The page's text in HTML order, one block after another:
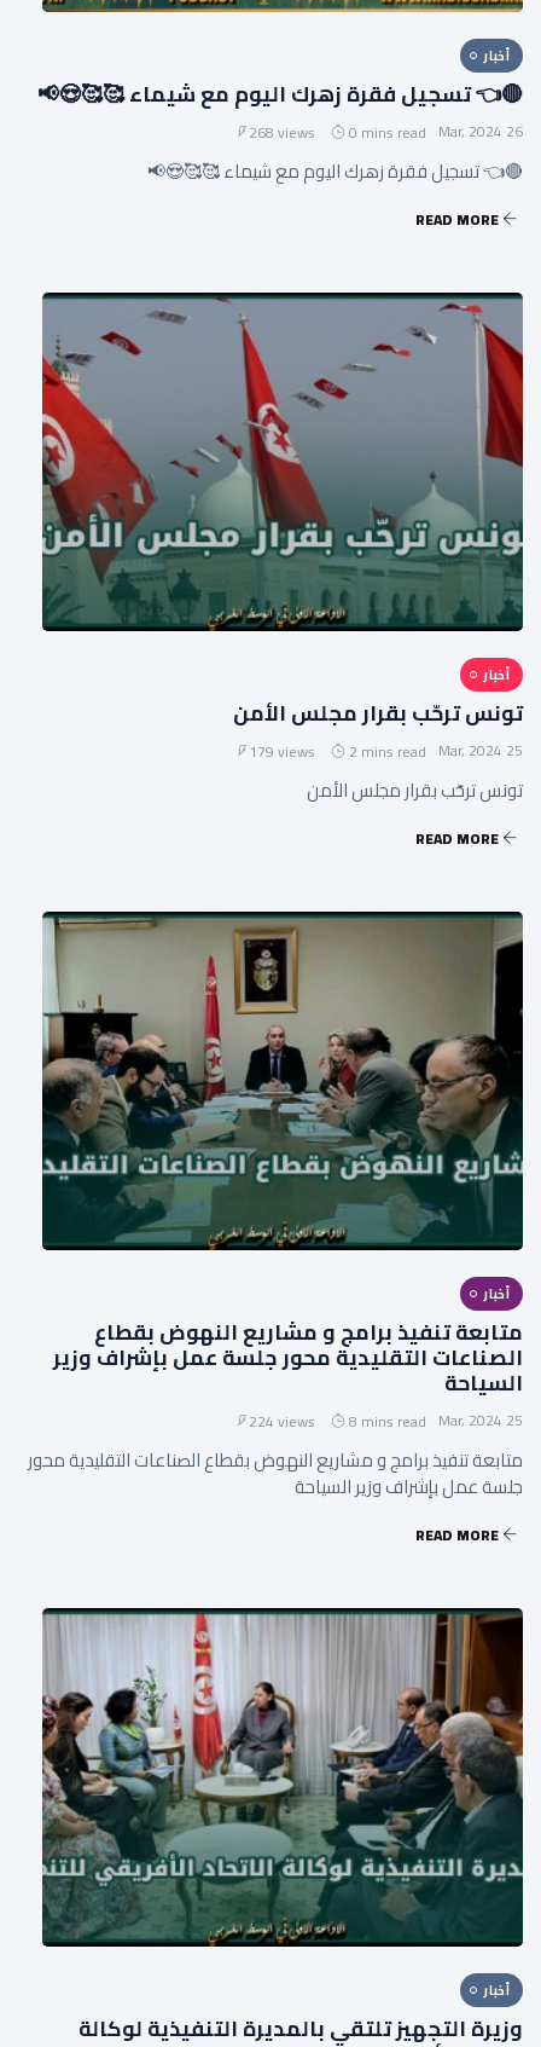
أخبار
🔴👈 تسجيل فقرة زهرك اليوم مع شيماء 🥰🥰😍📢
26 Mar, 2024
0 mins read
268 views
🔴👈 تسجيل فقرة زهرك اليوم مع شيماء 🥰🥰😍📢
READ MORE
أخبار
تونس ترحّب بقرار مجلس الأمن
25 Mar, 2024
2 mins read
179 views
تونس ترحّب بقرار مجلس الأمن
READ MORE
أخبار
متابعة تنفيذ برامج و مشاريع النهوض بقطاع
الصناعات التقليدية محور جلسة عمل بإشراف وزير
السياحة
25 Mar, 2024
8 mins read
224 views
متابعة تنفيذ برامج و مشاريع النهوض بقطاع الصناعات التقليدية محور
جلسة عمل بإشراف وزير السياحة
READ MORE
أخبار
وزيرة التجهيز تلتقي بالمديرة التنفيذية لوكالة